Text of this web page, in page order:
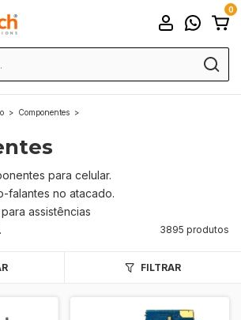
0
> Componentes >
para celular.
falantes no atacado.
assistências
3895 produtos
FILTRAR